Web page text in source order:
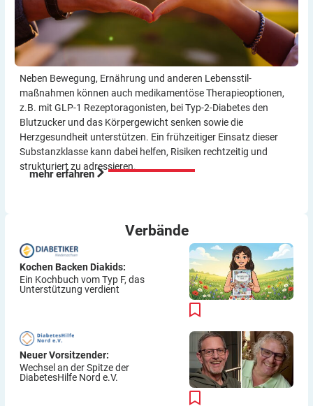
Neben Bewegung, Ernährung und anderen Lebensstil­
maßnahmen können auch medikamentöse Therapie­optionen,
z.B. mit GLP-1 Rezeptor­agonisten, bei Typ-2-Diabetes den
Blutzucker und das Körper­gewicht senken sowie die
Herzgesundheit unterstützen. Ein frühzeitiger Einsatz dieser
Substanzklasse kann dabei helfen, Risiken rechtzeitig und
strukturiert zu adressieren.
mehr erfahren
Verbände
Kochen Backen Diakids:
Ein Kochbuch vom Typ F, das
Unterstützung verdient
Neuer Vorsitzender:
Wechsel an der Spitze der
DiabetesHilfe Nord e.V.